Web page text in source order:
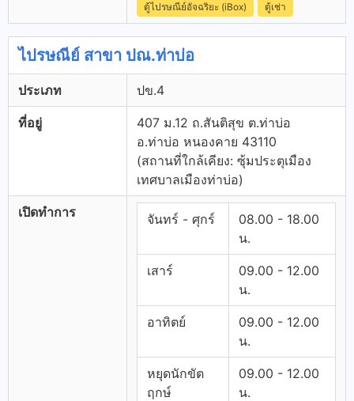
ตู้ไปรษณีย์อัจฉริยะ (iBox)
ตู้เช่า
ไปรษณีย์ สาขา ปณ.ท่าบ่อ
ประเภท ปข.4
ที่อยู่
407 ม.12 ถ.สันติสุข ต.ท่าบ่อ
อ.ท่าบ่อ หนองคาย 43110
(สถานที่ใกล้เคียง: ซุ้มประตุเมือง
เทศบาลเมืองท่าบ่อ)
เปิดทำการ จันทร์ - ศุกร์
08.00 - 18.00
น.
เสาร์
09.00 - 12.00
น.
อาทิตย์
09.00 - 12.00
น.
หยุดนักขัต
ฤกษ์
09.00 - 12.00
น.